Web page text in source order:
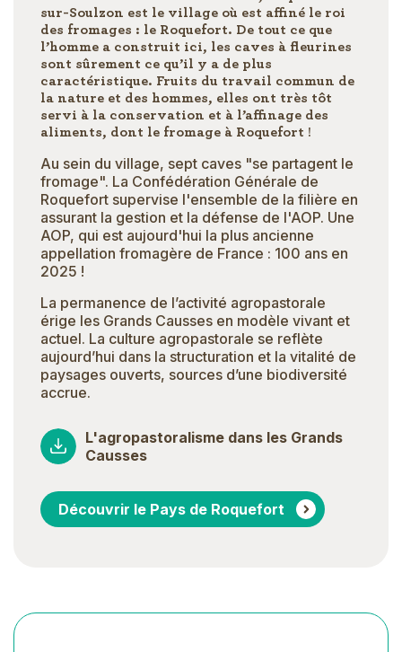
sur-Soulzon est le village où est affiné le roi
des fromages : le Roquefort. De tout ce que
l’homme a construit ici, les caves à fleurines
sont sûrement ce qu’il y a de plus
caractéristique. Fruits du travail commun de
la nature et des hommes, elles ont très tôt
servi à la conservation et à l’affinage des
aliments, dont le fromage à Roquefort !
Au sein du village, sept caves "se partagent le
fromage". La Confédération Générale de
Roquefort supervise l'ensemble de la filière en
assurant la gestion et la défense de l'AOP. Une
AOP, qui est aujourd'hui la plus ancienne
appellation fromagère de France : 100 ans en
2025 !
La permanence de l’activité agropastorale
érige les Grands Causses en modèle vivant et
actuel. La culture agropastorale se reflète
aujourd’hui dans la structuration et la vitalité de
paysages ouverts, sources d’une biodiversité
accrue.
L'agropastoralisme dans les Grands
Causses
Découvrir le Pays de Roquefort